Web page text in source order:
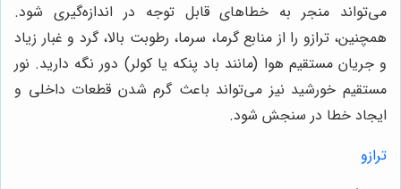
می‌تواند منجر به خطاهای قابل توجه در اندازه‌گیری شود.
همچنین، ترازو را از منابع گرما، سرما، رطوبت بالا، گرد و غبار زیاد
و جریان مستقیم هوا (مانند باد پنکه یا کولر) دور نگه دارید. نور
مستقیم خورشید نیز می‌تواند باعث گرم شدن قطعات داخلی و
ایجاد خطا در سنجش شود.
ترازو